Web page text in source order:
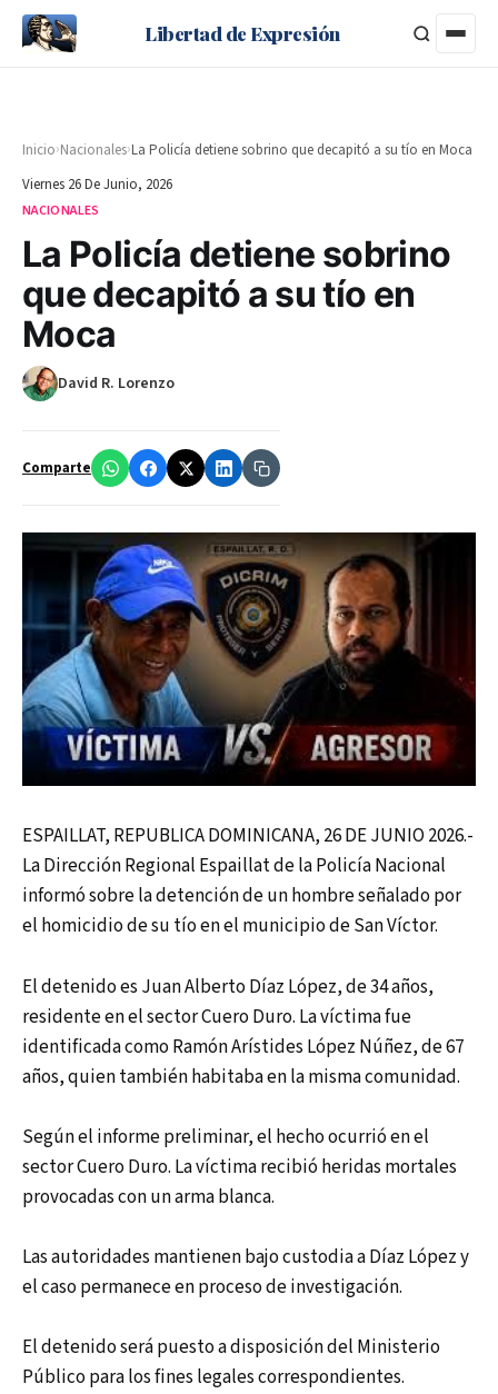
Libertad de Expresión
Inicio›Nacionales›La Policía detiene sobrino que decapitó a su tío en Moca
Viernes 26 De Junio, 2026
NACIONALES
La Policía detiene sobrino
que decapitó a su tío en
Moca
David R. Lorenzo
Comparte
ESPAILLAT, REPUBLICA DOMINICANA, 26 DE JUNIO 2026.-
La Dirección Regional Espaillat de la Policía Nacional
informó sobre la detención de un hombre señalado por
el homicidio de su tío en el municipio de San Víctor.
El detenido es Juan Alberto Díaz López, de 34 años,
residente en el sector Cuero Duro. La víctima fue
identificada como Ramón Arístides López Núñez, de 67
años, quien también habitaba en la misma comunidad.
Según el informe preliminar, el hecho ocurrió en el
sector Cuero Duro. La víctima recibió heridas mortales
provocadas con un arma blanca.
Las autoridades mantienen bajo custodia a Díaz López y
el caso permanece en proceso de investigación.
El detenido será puesto a disposición del Ministerio
Público para los fines legales correspondientes.